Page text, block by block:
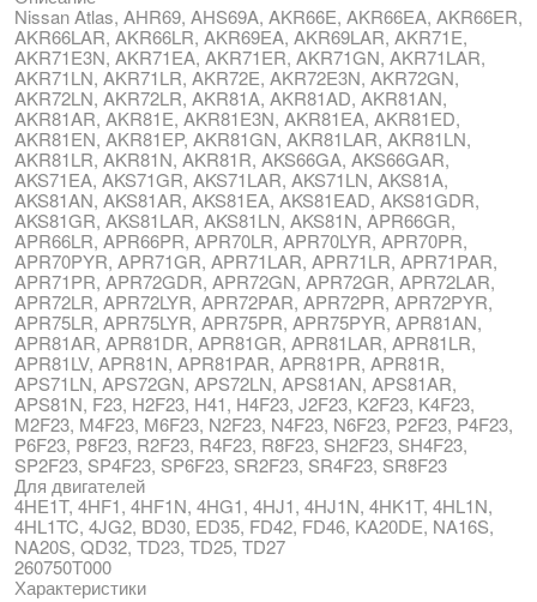
Nissan Atlas, AHR69, AHS69A, AKR66E, AKR66EA, AKR66ER,
AKR66LAR, AKR66LR, AKR69EA, AKR69LAR, AKR71E,
AKR71E3N, AKR71EA, AKR71ER, AKR71GN, AKR71LAR,
AKR71LN, AKR71LR, AKR72E, AKR72E3N, AKR72GN,
AKR72LN, AKR72LR, AKR81A, AKR81AD, AKR81AN,
AKR81AR, AKR81E, AKR81E3N, AKR81EA, AKR81ED,
AKR81EN, AKR81EP, AKR81GN, AKR81LAR, AKR81LN,
AKR81LR, AKR81N, AKR81R, AKS66GA, AKS66GAR,
AKS71EA, AKS71GR, AKS71LAR, AKS71LN, AKS81A,
AKS81AN, AKS81AR, AKS81EA, AKS81EAD, AKS81GDR,
AKS81GR, AKS81LAR, AKS81LN, AKS81N, APR66GR,
APR66LR, APR66PR, APR70LR, APR70LYR, APR70PR,
APR70PYR, APR71GR, APR71LAR, APR71LR, APR71PAR,
APR71PR, APR72GDR, APR72GN, APR72GR, APR72LAR,
APR72LR, APR72LYR, APR72PAR, APR72PR, APR72PYR,
APR75LR, APR75LYR, APR75PR, APR75PYR, APR81AN,
APR81AR, APR81DR, APR81GR, APR81LAR, APR81LR,
APR81LV, APR81N, APR81PAR, APR81PR, APR81R,
APS71LN, APS72GN, APS72LN, APS81AN, APS81AR,
APS81N, F23, H2F23, H41, H4F23, J2F23, K2F23, K4F23,
M2F23, M4F23, M6F23, N2F23, N4F23, N6F23, P2F23, P4F23,
P6F23, P8F23, R2F23, R4F23, R8F23, SH2F23, SH4F23,
SP2F23, SP4F23, SP6F23, SR2F23, SR4F23, SR8F23
Для двигателей
4HE1T, 4HF1, 4HF1N, 4HG1, 4HJ1, 4HJ1N, 4HK1T, 4HL1N,
4HL1TC, 4JG2, BD30, ED35, FD42, FD46, KA20DE, NA16S,
NA20S, QD32, TD23, TD25, TD27
260750T000
Характеристики